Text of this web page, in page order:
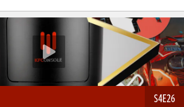
S4E26